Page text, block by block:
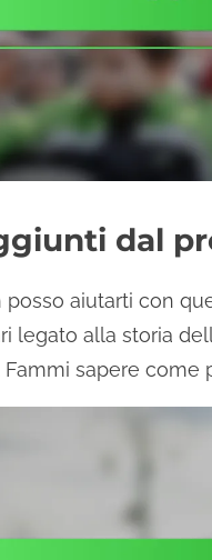
dal
posso aiutarti con
legato alla storia
sapere come